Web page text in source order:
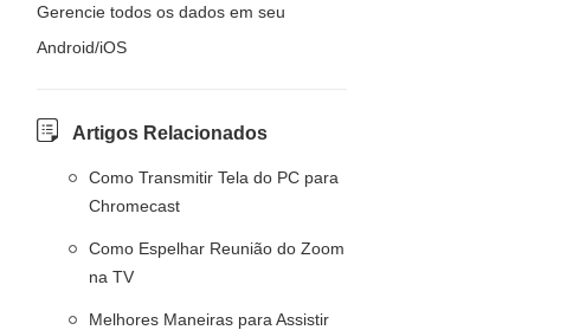
Gerencie todos os dados em seu
Android/iOS
Artigos Relacionados
Como Transmitir Tela do PC para
Chromecast
Como Espelhar Reunião do Zoom
na TV
Melhores Maneiras para Assistir